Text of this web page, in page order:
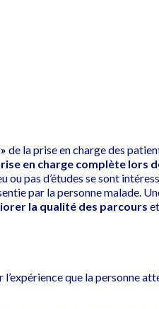
de la prise en charge des
en charge complète lors
ou pas d’études se sont
par la personne malade.
la qualité des parcours
l’expérience que la personne